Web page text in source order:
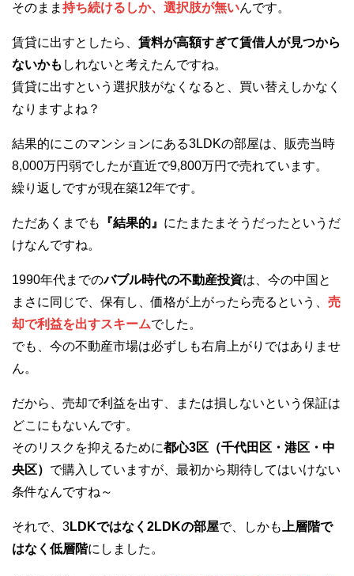
そのまま 持ち続けるしか、選択肢が無いんです。
賃貸に出すとしたら、 賃料が高額すぎて賃借人が見つから
ないかも しれないと考えたんですね。
賃貸に出すという選択肢がなくなると、買い替えしかなく
なりますよね？
結果的にこのマンションにある3LDKの部屋は、販売当時
8,000万円弱でしたが直近で9,800万円で売れています。
繰り返しですが現在築12年です。
ただあくまでも 『結果的』 にたまたまそうだったというだ
けなんですね。
1990年代までのバブル時代の不動産投資は、今の中国と
まさに同じで、保有し、価格が上がったら売るという、 売
却で利益を出すスキームでした。
でも、今の不動産市場は必ずしも右肩上がりではありませ
ん。
だから、売却で利益を出す、または損しないという保証は
どこにもないんです。
そのリスクを抑えるために都心3区（千代田区・港区・中
央区） で購入していますが、最初から期待してはいけない
条件なんですね～
それで、3LDKではなく2LDKの部屋で、しかも
上層階で
はなく低層階にしました。